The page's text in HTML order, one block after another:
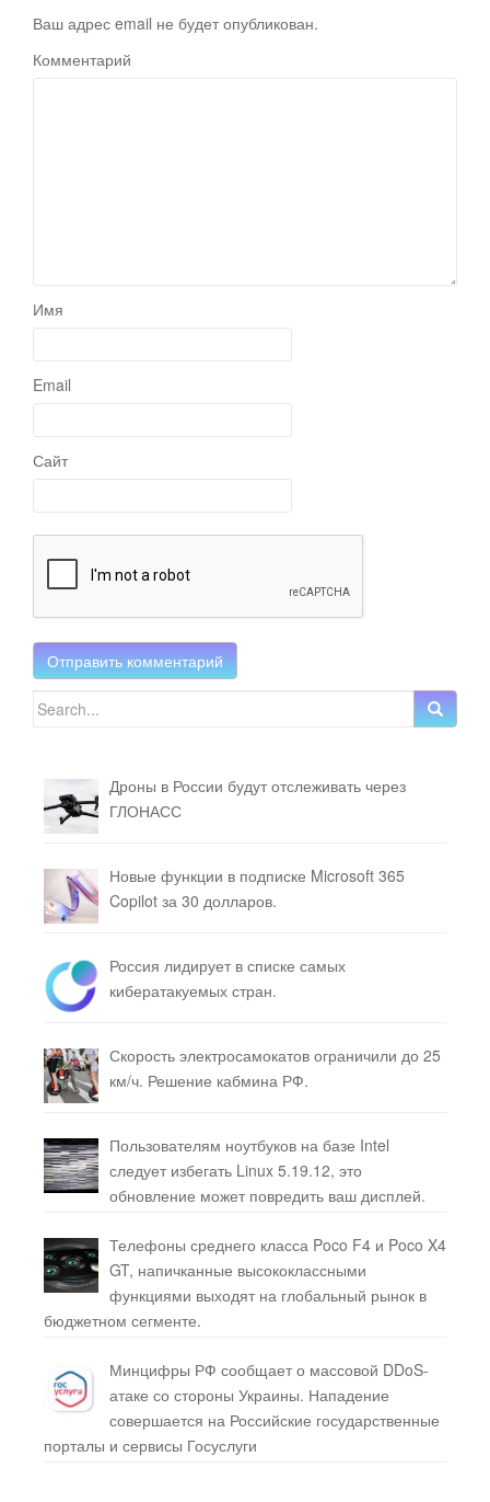
Ваш адрес email не будет опубликован.
Комментарий
Имя
Email
Сайт
Search for:
Дроны в России будут отслеживать через
ГЛОНАСС
Новые функции в подписке Microsoft 365
Copilot за 30 долларов.
Россия лидирует в списке самых
кибератакуемых стран.
Скорость электросамокатов ограничили до 25
км/ч. Решение кабмина РФ.
Пользователям ноутбуков на базе Intel
следует избегать Linux 5.19.12, это
обновление может повредить ваш дисплей.
Телефоны среднего класса Poco F4 и Poco X4
GT, напичканные высококлассными
функциями выходят на глобальный рынок в
бюджетном сегменте.
Минцифры РФ сообщает о массовой DDoS-
атаке со стороны Украины. Нападение
совершается на Российские государственные
порталы и сервисы Госуслуги